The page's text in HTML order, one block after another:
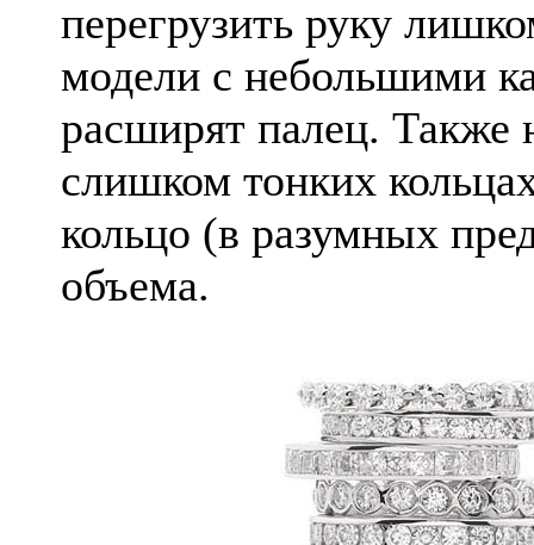
перегрузить руку
модели с небольшими
расширят палец. Также
слишком тонких
кольцо (в разумных
объема.